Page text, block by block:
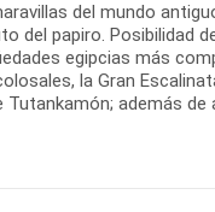
del mundo
del papiro. Posibilidad
egipcias más
la Gran
además de